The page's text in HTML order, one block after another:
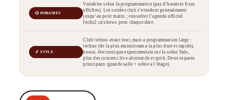
🕒 HORAIRES
Variables selon la programmation (pas d’horaires fixes
affiches). Les soirées club s’etendent generalement
jusqu’au petit matin ; consulter l’agenda officiel
fuchs2.cz/shows pour chaque date.
🎵 STYLE
Club techno avant tout, mais a programmation large :
techno (de la plus mainstream a la plus dure et rapide),
house, électronique experimentale sur la scène Salo,
plus des concerts live alternatifs et goth. Deux espaces
principaux (grande salle + scène a l’étage).